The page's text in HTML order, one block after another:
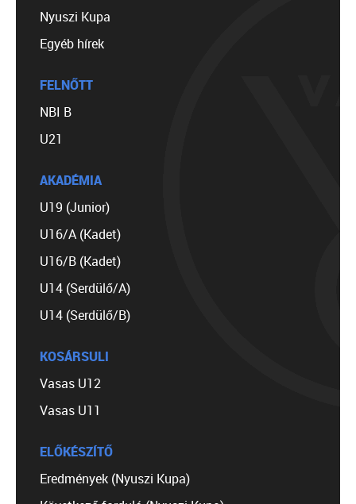
Nyuszi Kupa
Egyéb hírek
FELNŐTT
NBI B
U21
AKADÉMIA
U19 (Junior)
U16/A (Kadet)
U16/B (Kadet)
U14 (Serdülő/A)
U14 (Serdülő/B)
KOSÁRSULI
Vasas U12
Vasas U11
ELŐKÉSZÍTŐ
Eredmények (Nyuszi Kupa)